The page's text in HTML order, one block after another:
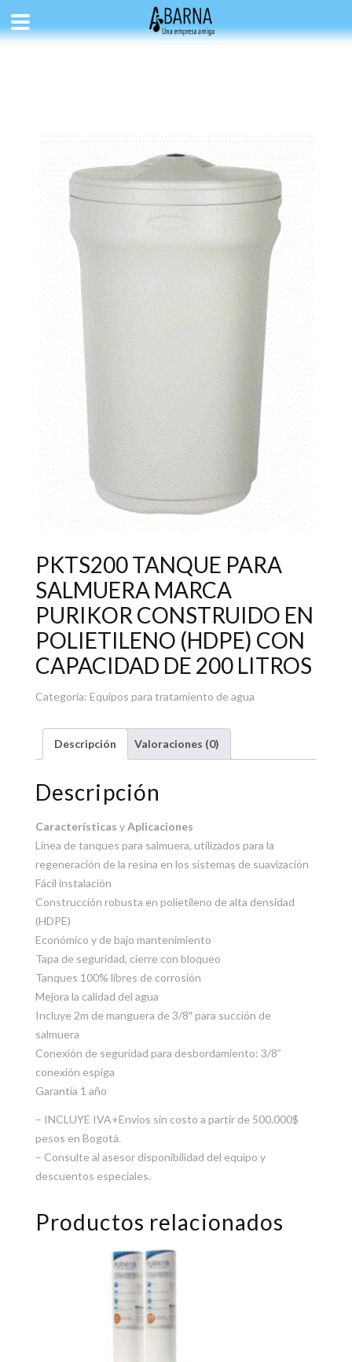
PKTS200 TANQUE PARA
SALMUERA MARCA
PURIKOR CONSTRUIDO EN
POLIETILENO (HDPE) CON
CAPACIDAD DE 200 LITROS
Categoría: Equipos para tratamiento de agua
Descripción Valoraciones (0)
Descripción
Características yAplicaciones
Línea de tanques para salmuera, utilizados para la
regeneración de la resina en los sistemas de suavización
Fácil instalación
Construcción robusta en polietileno de alta densidad
(HDPE)
Económico y de bajo mantenimiento
Tapa de seguridad, cierre con bloqueo
Tanques 100% libres de corrosión
Mejora la calidad del agua
Incluye 2m de manguera de 3/8″ para succión de
salmuera
Conexión de seguridad para desbordamiento: 3/8”
conexión espiga
Garantía 1 año
– INCLUYE IVA+Envíos sin costo a partir de 500.000$
pesos en Bogotá.
– Consulte al asesor disponibilidad del equipo y
descuentos especiales.
Productos relacionados